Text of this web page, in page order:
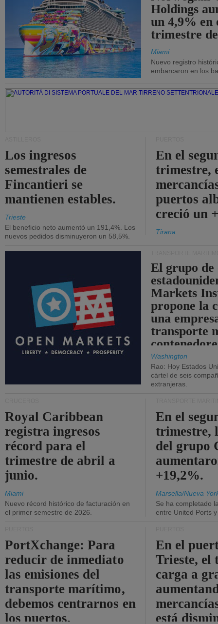
Holdings
un 4,9% en
trimestre
Miami
Nuevo registro
embarcaron en los
Los ingresos
semestrales de
Fincantieri se
mantienen estables.
Trieste
El beneficio neto aumentó un 191,4%. Los
nuevos pedidos disminuyeron un 58,5%.
En el
trimestre,
puertos
creció un
Tirana
El grupo de
Markets
propone la
una
transporte
Washington
Rao: Hoy Estados
cártel de seis
extranjeras.
Royal Caribbean
registra ingresos
récord para el
trimestre de abril a
junio.
Miami
Nuevo récord histórico de facturación en
el primer semestre de 2026.
En el
trimestre,
del grupo
+19,2%.
Marsella/Nueva
Se ha completado
entre United Ports
PortXchange: Para
reducir de inmediato
las emisiones del
transporte marítimo,
debemos centrarnos en
los puertos.
En el
Trieste, el
carga a
está